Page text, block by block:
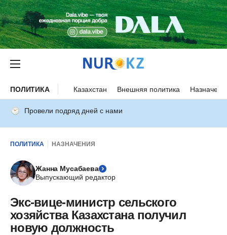
ПОЛИТИКА Казахстан Внешняя политика
Провели подряд дней с нами
ПОЛИТИКА НАЗНАЧЕНИЯ
Жанна Мусабаева
Выпускающий редактор
Экс-вице-министр сельского
хозяйства Казахстана получил
новую должность